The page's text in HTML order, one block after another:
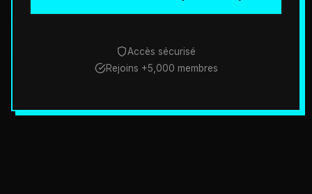
Accès sécurisé
Rejoins +5,000 membres